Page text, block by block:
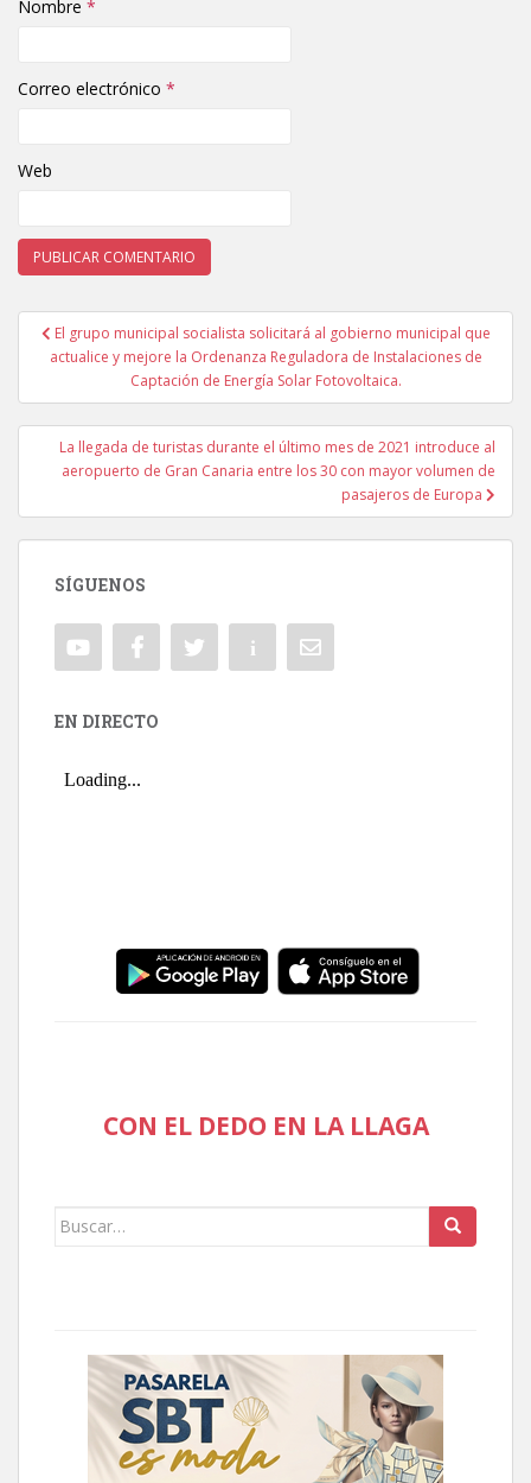
Nombre *
Correo electrónico *
Web
Navegación de entradas
El grupo municipal socialista solicitará al gobierno municipal que
actualice y mejore la Ordenanza Reguladora de Instalaciones de
Captación de Energía Solar Fotovoltaica.
La llegada de turistas durante el último mes de 2021 introduce al
aeropuerto de Gran Canaria entre los 30 con mayor volumen de
pasajeros de Europa
SÍGUENOS
EN DIRECTO
CON EL DEDO EN LA LLAGA
Buscar: